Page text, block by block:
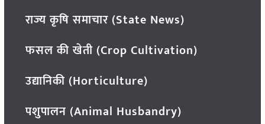
राज्य कृषि समाचार (State News)
फसल की खेती (Crop Cultivation)
उद्यानिकी (Horticulture)
पशुपालन (Animal Husbandry)